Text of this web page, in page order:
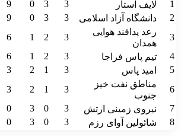
1
لایف استار 3
3
0
9
2
دانشگاه آزاد اسلامی 3
3
0
9
3
رعد پدافند هوایی
همدان
3
2
1
6
4
تیم پاس فراجا 3
2
1
6
5
امید پاس 3
1
2
3
6
مناطق نفت خیز
جنوب
3
1
2
3
7
نیروی زمینی ارتش 3
0
3
0
8
شائولین آوای رزم 3
0
3
0